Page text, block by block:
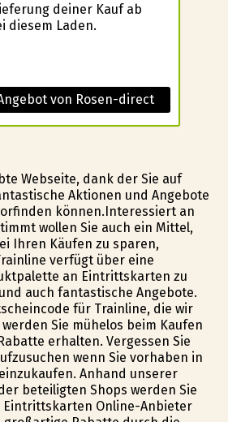
deiner Kauf ab
diesem Laden.
von Rosen-direct
Webseite, dank der Sie auf
Aktionen und Angebote
können.Interessiert an
wollen Sie auch ein Mittel,
Ihren Käufen zu sparen,
verfügt über eine
an Eintrittskarten zu
auch fantastische Angebote.
für Trainline, die wir
Sie mühelos beim Kaufen
erhalten. Vergessen Sie
wenn Sie vorhaben in
Anhand unserer
beteiligten Shops werden Sie
Online-Anbieter